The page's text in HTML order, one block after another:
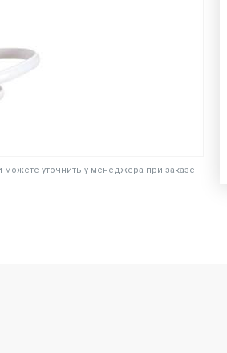
уточнить у менеджера при заказе